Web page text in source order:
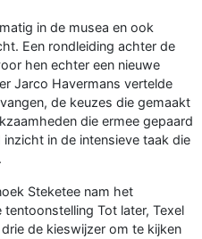
in de musea en ook
Een rondleiding achter de
hen echter een nieuwe
Jarco Havermans vertelde
de keuzes die gemaakt
die ermee gepaard
in de intensieve taak die
Steketee nam het
Tot later, Texel
de kieswijzer om te kijken